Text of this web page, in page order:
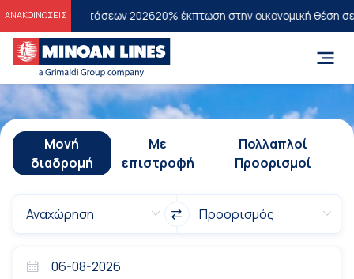
ΑΝΑΚΟΙΝΩΣΕΙΣ
2026 20% έκπτωση στην οικονομική θέση σε επιλεγμένα
Μονή
διαδρομή
Με
επιστροφή
Πολλαπλοί
Προορισμοί